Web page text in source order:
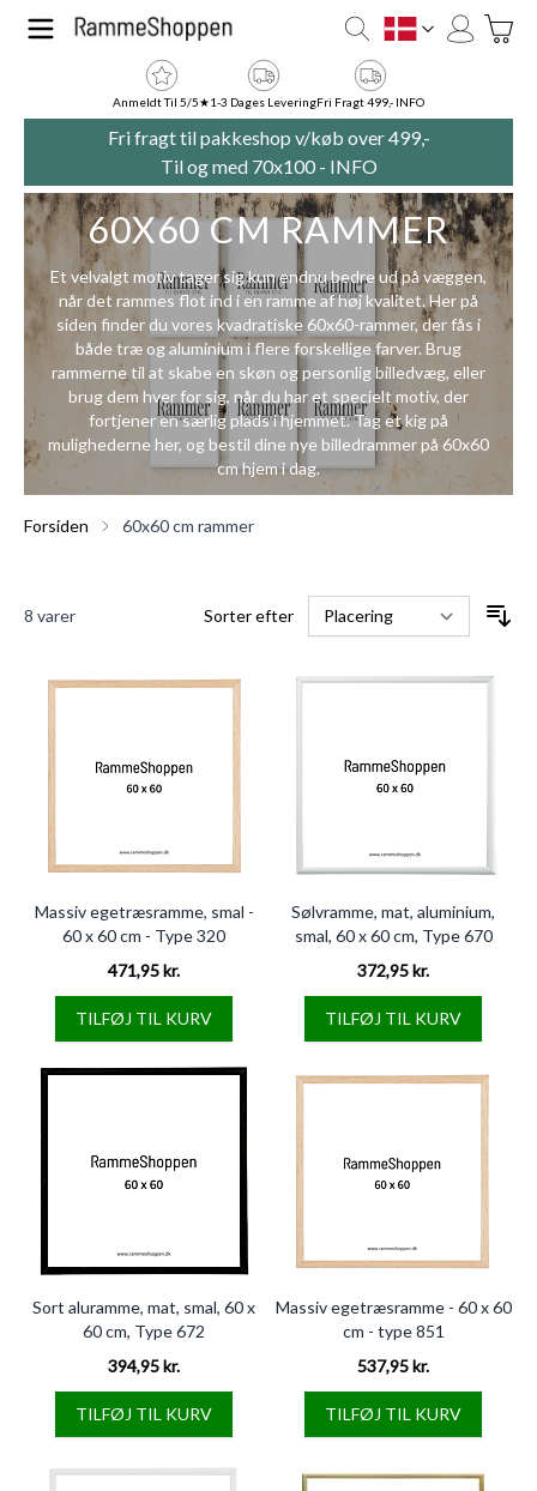
Skip to Content
DK
Anmeldt Til 5/5★1-3 Dages LeveringFri Fragt 499,- INFO
Fri fragt til pakkeshop v/køb over 499,-
Til og med 70x100 - INFO
60X60 CM RAMMER
Et velvalgt motiv tager sig kun endnu bedre ud på væggen,
når det rammes flot ind i en ramme af høj kvalitet. Her på
siden finder du vores kvadratiske 60x60-rammer, der fås i
både træ og aluminium i flere forskellige farver. Brug
rammerne til at skabe en skøn og personlig billedvæg, eller
brug dem hver for sig, når du har et specielt motiv, der
fortjener en særlig plads i hjemmet. Tag et kig på
mulighederne her, og bestil dine nye billedrammer på 60x60
cm hjem i dag.
Forsiden 60x60 cm rammer
8 varer Sorter efter
Massiv egetræsramme, smal -
60 x 60 cm - Type 320
471,95 kr.
TILFØJ TIL KURV
Sølvramme, mat, aluminium,
smal, 60 x 60 cm, Type 670
372,95 kr.
TILFØJ TIL KURV
Sort aluramme, mat, smal, 60 x
60 cm, Type 672
394,95 kr.
TILFØJ TIL KURV
Massiv egetræsramme - 60 x 60
cm - type 851
537,95 kr.
TILFØJ TIL KURV